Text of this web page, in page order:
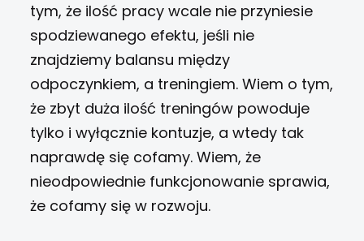
tym, że ilość pracy wcale nie przyniesie
spodziewanego efektu, jeśli nie
znajdziemy balansu między
odpoczynkiem, a treningiem. Wiem o tym,
że zbyt duża ilość treningów powoduje
tylko i wyłącznie kontuzje, a wtedy tak
naprawdę się cofamy. Wiem, że
nieodpowiednie funkcjonowanie sprawia,
że cofamy się w rozwoju.